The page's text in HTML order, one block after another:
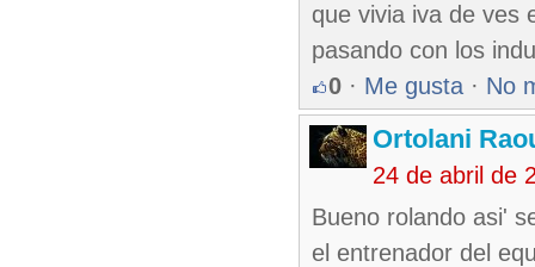
que vivia iva de ves
pasando con los
0 · Me gusta · No
Ortolani
24 de abril de
Bueno rolando asi'
el entrenador del